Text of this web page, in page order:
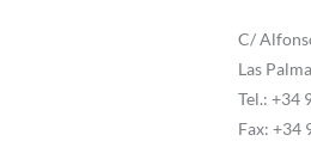
C/
Las
Tel.: +34
Fax: +34